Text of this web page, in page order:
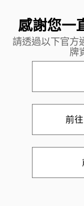
感謝您一
請透過以下官方
牌
前